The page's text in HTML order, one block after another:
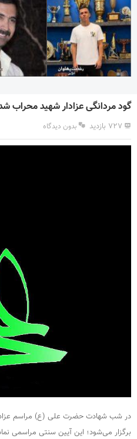
گود مردانگی عزادار شهید محراب
۷۲۷ بازدید بدون دیدگاه
در شب شهادت حضرت علی (ع) مراسم
برگزار می‌شود؛ این آیین سنتی مراسمی